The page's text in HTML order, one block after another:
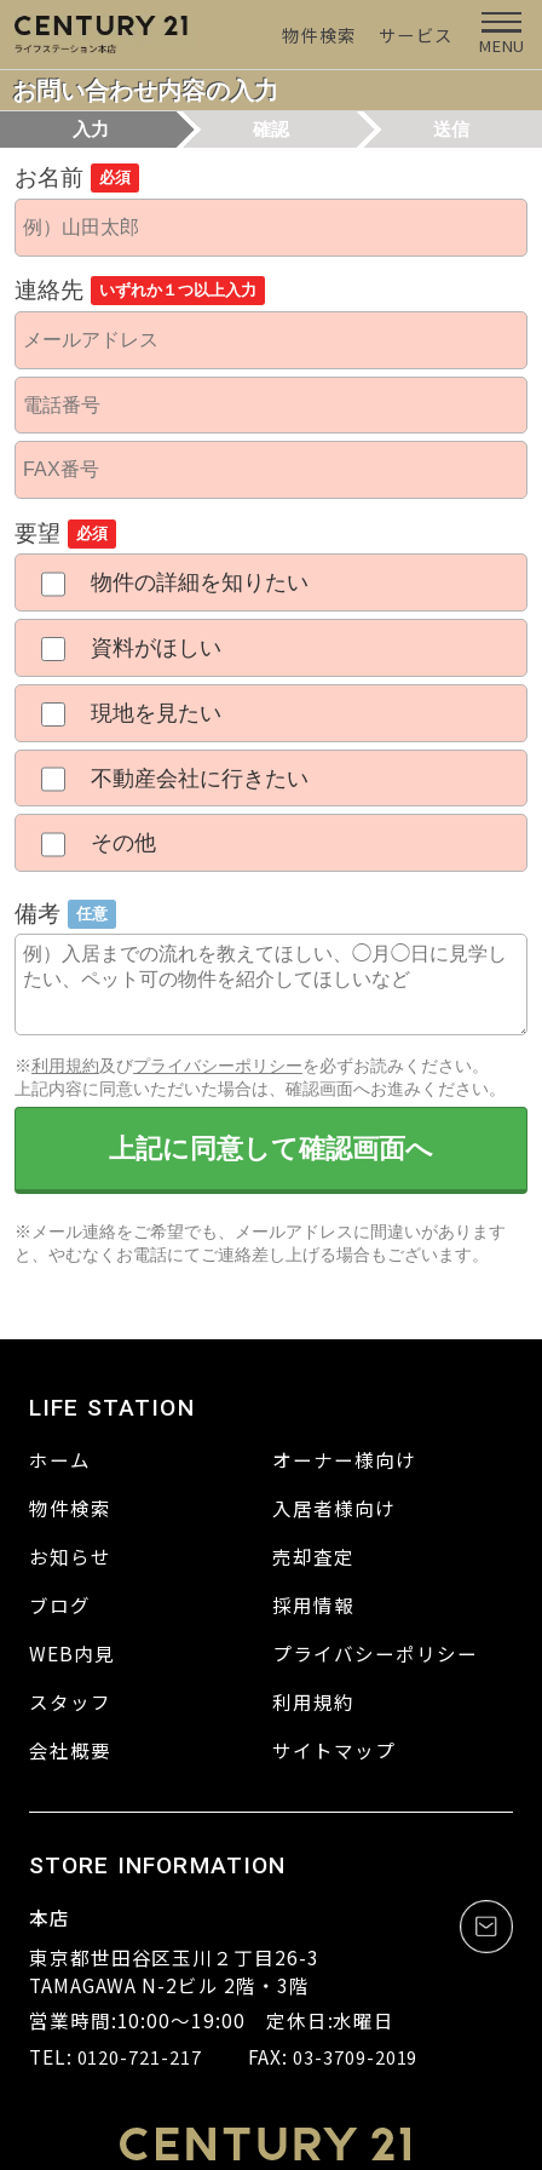
物件検索 サービス MENU
お問い合わせ内容の入力
入力 確認 送信
お名前 必須
連絡先 いずれか１つ以上入力
要望 必須
物件の詳細を知りたい
資料がほしい
現地を見たい
不動産会社に行きたい
その他
備考 任意
※利用規約及びプライバシーポリシーを必ずお読みください。
上記内容に同意いただいた場合は、確認画面へお進みください。
上記に同意して確認画面へ
※メール連絡をご希望でも、メールアドレスに間違いがあります
と、やむなくお電話にてご連絡差し上げる場合もございます。
LIFE STATION
ホーム
物件検索
お知らせ
ブログ
WEB内見
スタッフ
会社概要
オーナー様向け
入居者様向け
売却査定
採用情報
プライバシーポリシー
利用規約
サイトマップ
STORE INFORMATION
本店
東京都世田谷区玉川２丁目26-3
TAMAGAWA N-2ビル 2階・3階
営業時間:10:00～19:00 定休日:水曜日
TEL: 0120-721-217 FAX:03-3709-2019